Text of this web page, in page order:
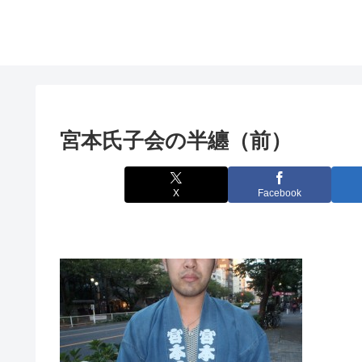
宮本氏子会の半纏（前）
X Facebook